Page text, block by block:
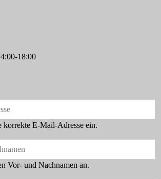
18:00
korrekte E-Mail-Adresse ein.
Vor- und Nachnamen an.